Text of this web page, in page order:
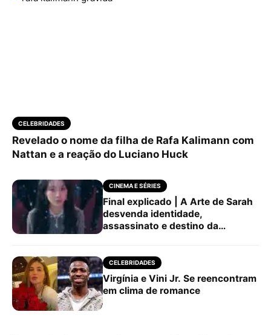
CELEBRIDADES
Revelado o nome da filha de Rafa Kalimann com
Nattan e a reação do Luciano Huck
CINEMA E SÉRIES
Final explicado | A Arte de Sarah
desvenda identidade,
assassinato e destino da
CELEBRIDADES
Virgínia e Vini Jr. Se reencontram
em clima de romance